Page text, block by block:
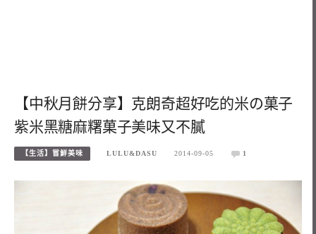
【中秋月餅分享】克朗奇超好吃的米の菓子
紫米黑糖麻糬菓子美味又不膩
【生活】嘗鮮美味 LULU&DASU 2014-09-05 1